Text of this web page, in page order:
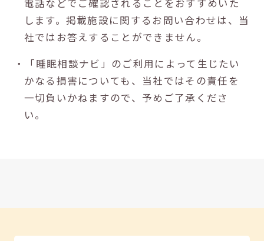
します。掲載施設に関するお問い合わせは、当
社ではお答えすることができません。
・「睡眠相談ナビ」のご利用によって生じたい
かなる損害についても、当社ではその責任を
一切負いかねますので、予めご了承くださ
い。